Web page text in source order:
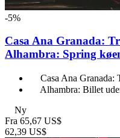
-5%
Casa Ana Granada:
Alhambra: Spring
Casa Ana Granada:
Alhambra: Billet
Ny
Fra 65,67 US$
62,39 US$